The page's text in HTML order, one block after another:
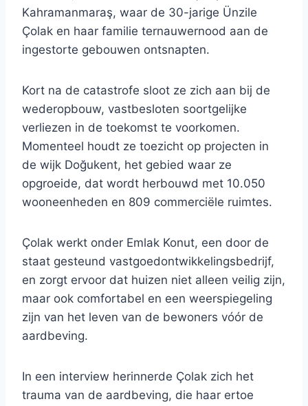
Kahramanmaraş, waar de 30-jarige Ünzile
Çolak en haar familie ternauwernood aan de
ingestorte gebouwen ontsnapten.
Kort na de catastrofe sloot ze zich aan bij de
wederopbouw, vastbesloten soortgelijke
verliezen in de toekomst te voorkomen.
Momenteel houdt ze toezicht op projecten in
de wijk Doğukent, het gebied waar ze
opgroeide, dat wordt herbouwd met 10.050
wooneenheden en 809 commerciële ruimtes.
Çolak werkt onder Emlak Konut, een door de
staat gesteund vastgoedontwikkelingsbedrijf,
en zorgt ervoor dat huizen niet alleen veilig zijn,
maar ook comfortabel en een weerspiegeling
zijn van het leven van de bewoners vóór de
aardbeving.
In een interview herinnerde Çolak zich het
trauma van de aardbeving, die haar ertoe